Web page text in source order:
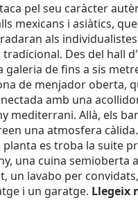
pel seu caràcter
mexicans i asiàtics, que
als
Des del hall
galeria de fins a sis
de menjador oberta,
amb una
mediterrani. Allà, els
una atmosfera
es troba la suite
una cuina semioberta
un lavabo per
i un garatge. Llegeix